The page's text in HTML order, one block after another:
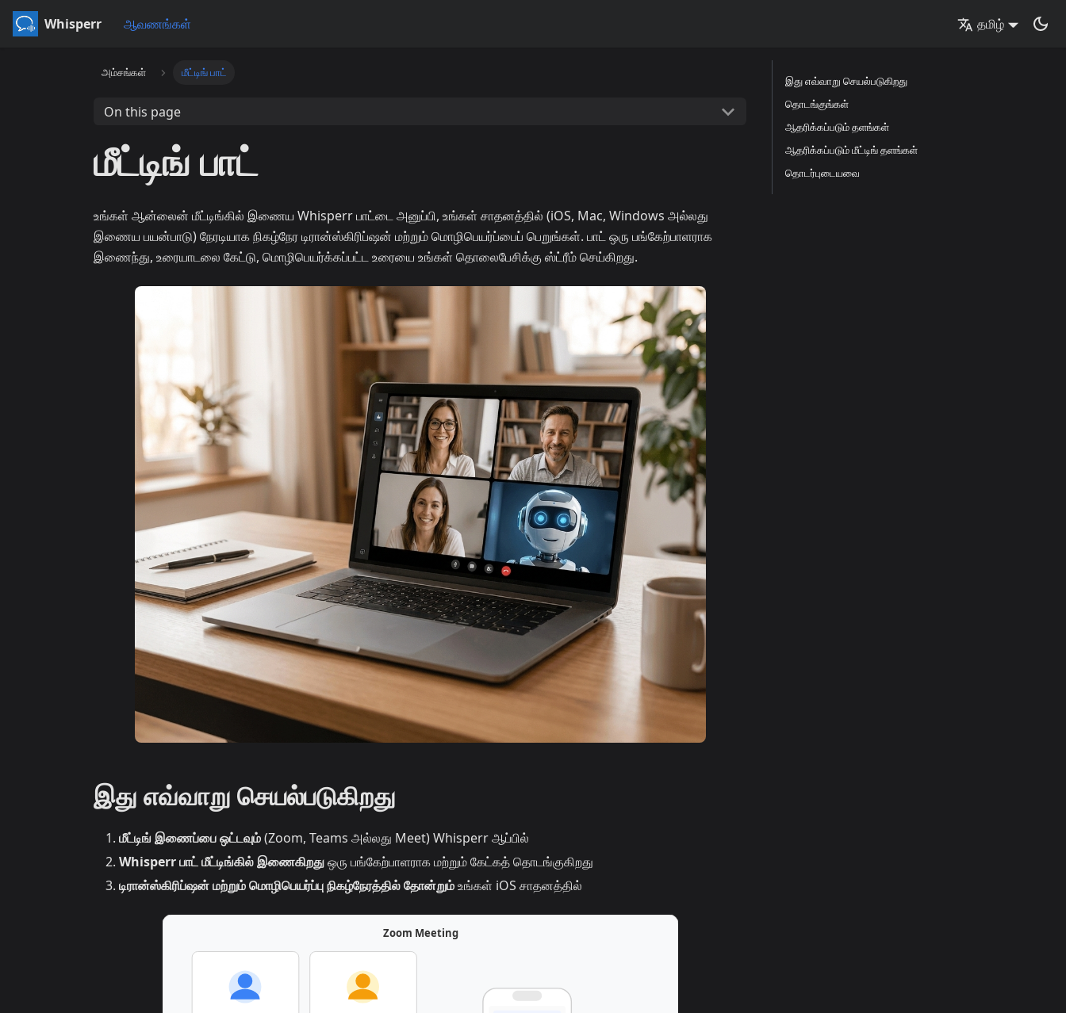
Whisperr ஆவணங்கள் தமிழ்
அம்சங்கள் மீட்டிங் பாட்
On this page
மீட்டிங் பாட்
உங்கள் ஆன்லைன் மீட்டிங்கில் இணைய Whisperr பாட்டை அனுப்பி, உங்கள் சாதனத்தில் (iOS, Mac, Windows அல்லது
இணைய பயன்பாடு) நேரடியாக நிகழ்நேர டிரான்ஸ்கிரிப்ஷன் மற்றும் மொழிபெயர்ப்பைப் பெறுங்கள். பாட் ஒரு பங்கேற்பாளராக
இணைந்து, உரையாடலை கேட்டு, மொழிபெயர்க்கப்பட்ட உரையை உங்கள் தொலைபேசிக்கு ஸ்ட்ரீம் செய்கிறது.
இது எவ்வாறு செயல்படுகிறது
மீட்டிங் இணைப்பை ஒட்டவும்(Zoom, Teams அல்லது Meet) Whisperr ஆப்பில்
Whisperr பாட் மீட்டிங்கில் இணைகிறதுஒரு பங்கேற்பாளராக மற்றும் கேட்கத் தொடங்குகிறது
டிரான்ஸ்கிரிப்ஷன் மற்றும் மொழிபெயர்ப்பு நிகழ்நேரத்தில் தோன்றும்உங்கள் iOS சாதனத்தில்
இது எவ்வாறு செயல்படுகிறது
தொடங்குங்கள்
ஆதரிக்கப்படும் தளங்கள்
ஆதரிக்கப்படும் மீட்டிங் தளங்கள்
தொடர்புடையவை